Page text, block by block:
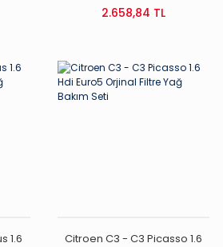
2.658,84 TL
1.6
Citroen C3 - C3 Picasso 1.6